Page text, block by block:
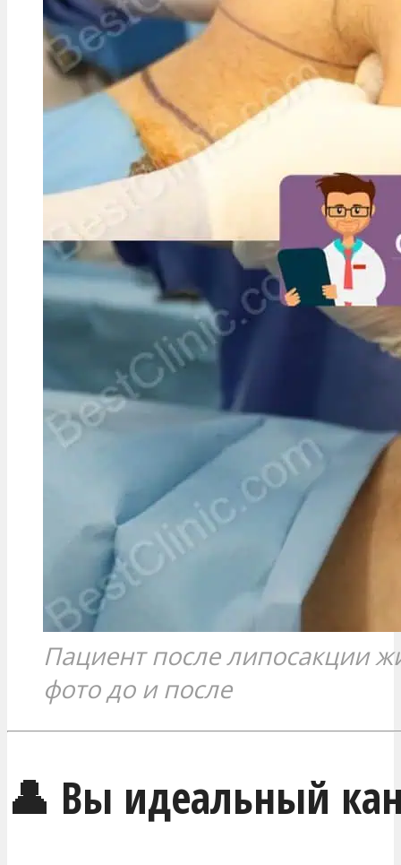
Пациент после липосакции
фото до и после
👤 Вы идеальный